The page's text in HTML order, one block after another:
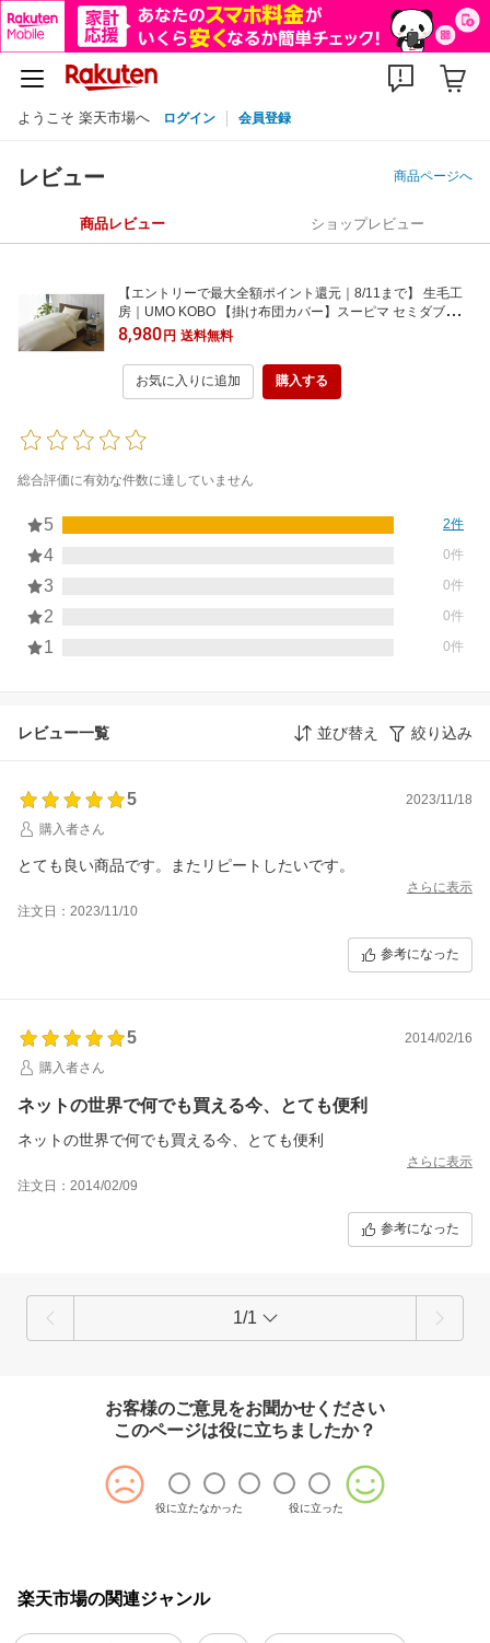
ようこそ 楽天市場へ ログイン 会員登録
レビュー 商品ページへ
商品レビュー ショップレビュー
【エントリーで最大全額ポイント還元｜8/11まで】 生毛工
房｜UMO KOBO 【掛け布団カバー】スーピマ セミダブル
(ワイドシングル)ロングサイズ(綿100%/170×230cm/ベージ
ュ)[M541723KWSBE]
8,980円 送料無料
お気に入りに追加 購入する
総合評価に有効な件数に達していません
5 2件
4 0件
3 0件
2 0件
1 0件
レビュー一覧 並び替え 絞り込み
5
2023/11/18
購入者さん
とても良い商品です。またリピートしたいです。
さらに表示
注文日：2023/11/10
参考になった
5
2014/02/16
購入者さん
ネットの世界で何でも買える今、とても便利
ネットの世界で何でも買える今、とても便利
さらに表示
注文日：2014/02/09
参考になった
1/1
お客様のご意見をお聞かせください
このページは役に立ちましたか？
役に立たなかった 役に立った
楽天市場の関連ジャンル